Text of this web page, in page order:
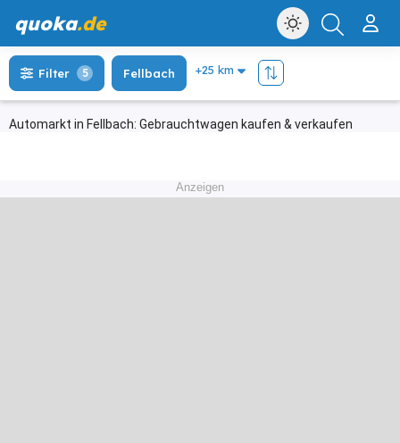
quoka.de
Automarkt in Fellbach: Gebrauchtwagen kaufen & verkaufen
Filter 5 Fellbach
Anzeigen